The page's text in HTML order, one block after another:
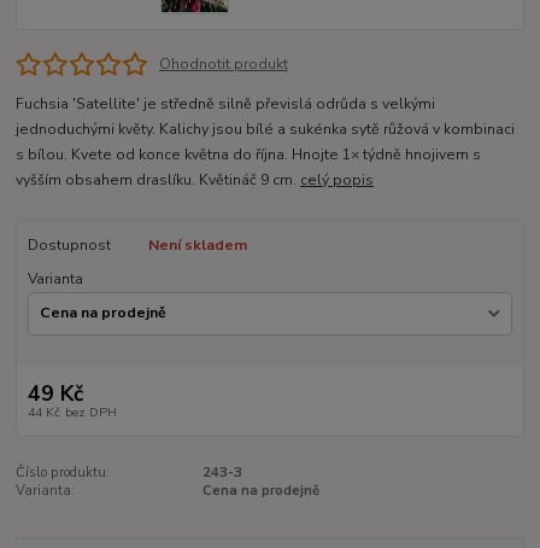
Ohodnotit produkt
Fuchsia 'Satellite' je středně silně převislá odrůda s velkými
jednoduchými květy. Kalichy jsou bílé a sukénka sytě růžová v kombinaci
s bílou. Kvete od konce května do října. Hnojte 1× týdně hnojivem s
vyšším obsahem draslíku. Květináč 9 cm. celý popis
Dostupnost
Není skladem
Varianta
49 Kč
44 Kč bez DPH
Číslo produktu:
243-3
Varianta:
Cena na prodejně